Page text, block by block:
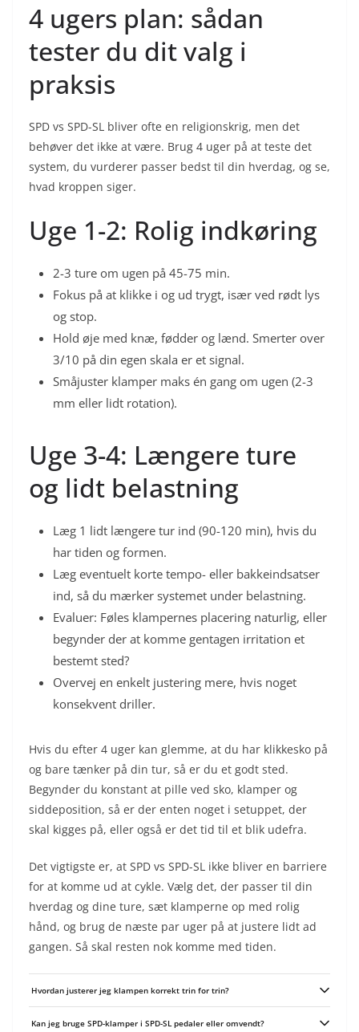
4 ugers plan: sådan
tester du dit valg i
praksis
SPD vs SPD-SL bliver ofte en religionskrig, men det
behøver det ikke at være. Brug 4 uger på at teste det
system, du vurderer passer bedst til din hverdag, og se,
hvad kroppen siger.
Uge 1-2: Rolig indkøring
2-3 ture om ugen på 45-75 min.
Fokus på at klikke i og ud trygt, især ved rødt lys
og stop.
Hold øje med knæ, fødder og lænd. Smerter over
3/10 på din egen skala er et signal.
Småjuster klamper maks én gang om ugen (2-3
mm eller lidt rotation).
Uge 3-4: Længere ture
og lidt belastning
Læg 1 lidt længere tur ind (90-120 min), hvis du
har tiden og formen.
Læg eventuelt korte tempo- eller bakkeindsatser
ind, så du mærker systemet under belastning.
Evaluer: Føles klampernes placering naturlig, eller
begynder der at komme gentagen irritation et
bestemt sted?
Overvej en enkelt justering mere, hvis noget
konsekvent driller.
Hvis du efter 4 uger kan glemme, at du har klikkesko på
og bare tænker på din tur, så er du et godt sted.
Begynder du konstant at pille ved sko, klamper og
siddeposition, så er der enten noget i setuppet, der
skal kigges på, eller også er det tid til et blik udefra.
Det vigtigste er, at SPD vs SPD-SL ikke bliver en barriere
for at komme ud at cykle. Vælg det, der passer til din
hverdag og dine ture, sæt klamperne op med rolig
hånd, og brug de næste par uger på at justere lidt ad
gangen. Så skal resten nok komme med tiden.
Hvordan justerer jeg klampen korrekt trin for trin?
metatarsale-hoved (ballen af foden) og centrer den efter skoens midterlinie.
Kan jeg bruge SPD-klamper i SPD-SL pedaler eller omvendt?